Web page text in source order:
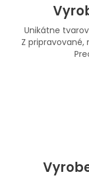
Unikátne
Z pripravované,